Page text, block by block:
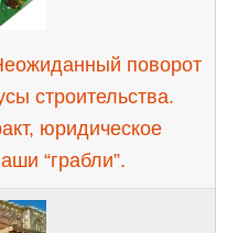
поворот
строительства.
юридическое
“грабли”.